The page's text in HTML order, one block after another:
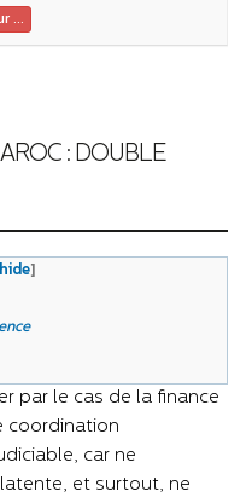
...
: DOUBLE
hide
par le cas de la finance
coordination
car ne
et surtout, ne